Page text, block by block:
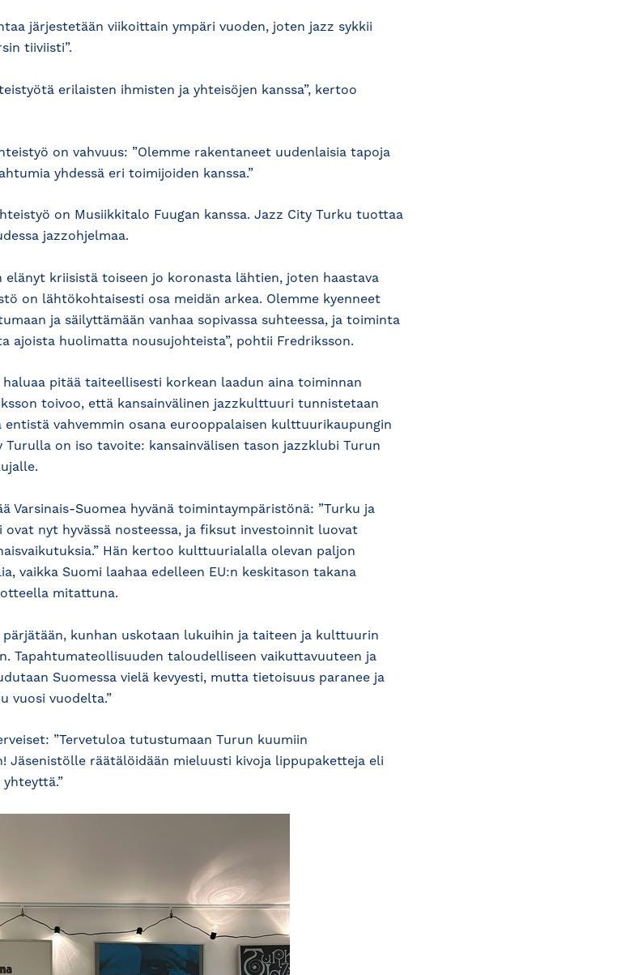
järjestetään viikoittain ympäri vuoden, joten jazz sykkii
tiiviisti”.
erilaisten ihmisten ja yhteisöjen kanssa”, kertoo
on vahvuus: ”Olemme rakentaneet uudenlaisia tapoja
yhdessä eri toimijoiden kanssa.”
on Musiikkitalo Fuugan kanssa. Jazz City Turku tuottaa
jazzohjelmaa.
elänyt kriisistä toiseen jo koronasta lähtien, joten haastava
on lähtökohtaisesti osa meidän arkea. Olemme kyenneet
ja säilyttämään vanhaa sopivassa suhteessa, ja toiminta
ajoista huolimatta nousujohteista”, pohtii Fredriksson.
haluaa pitää taiteellisesti korkean laadun aina toiminnan
toivoo, että kansainvälinen jazzkulttuuri tunnistetaan
entistä vahvemmin osana eurooppalaisen kulttuurikaupungin
Turulla on iso tavoite: kansainvälisen tason jazzklubi Turun
Varsinais-Suomea hyvänä toimintaympäristönä: ”Turku ja
ovat nyt hyvässä nosteessa, ja fiksut investoinnit luovat
Hän kertoo kulttuurialalla olevan paljon
vaikka Suomi laahaa edelleen EU:n keskitason takana
mitattuna.
pärjätään, kunhan uskotaan lukuihin ja taiteen ja kulttuurin
Tapahtumateollisuuden taloudelliseen vaikuttavuuteen ja
Suomessa vielä kevyesti, mutta tietoisuus paranee ja
vuosi vuodelta.”
”Tervetuloa tutustumaan Turun kuumiin
Jäsenistölle räätälöidään mieluusti kivoja lippupaketteja eli